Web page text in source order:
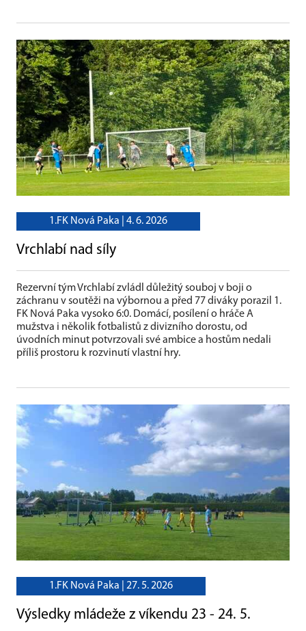
1.FK Nová Paka | 4. 6. 2026
Vrchlabí nad síly
Rezervní tým Vrchlabí zvládl důležitý souboj v boji o
záchranu v soutěži na výbornou a před 77 diváky porazil 1.
FK Nová Paka vysoko 6:0. Domácí, posílení o hráče A
mužstva i několik fotbalistů z divizního dorostu, od
úvodních minut potvrzovali své ambice a hostům nedali
příliš prostoru k rozvinutí vlastní hry.
1.FK Nová Paka | 27. 5. 2026
Výsledky mládeže z víkendu 23 - 24. 5.